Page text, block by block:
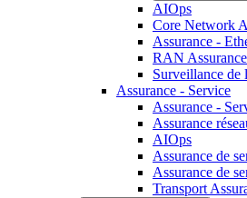
AIOps
Core Network
Assurance -
RAN Assurance
Surveillance de
Assurance - Service
Assurance -
Assurance
AIOps
Assurance de
Assurance de
Transport